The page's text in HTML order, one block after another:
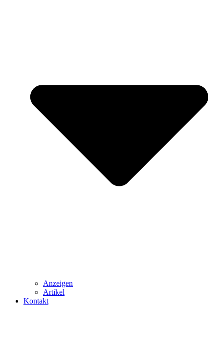
Anzeigen
Artikel
Kontakt